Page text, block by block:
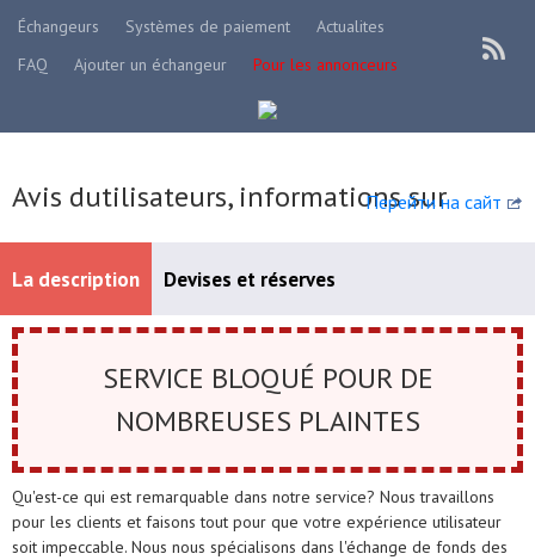
Échangeurs Systèmes de paiement
Actualites
FAQ
Ajouter un échangeur Pour les annonceurs
Перейти на сайт
Avis dutilisateurs, informations sur
La description Devises et réserves
Systèmes de paiement disponibles
SERVICE BLOQUÉ POUR DE
NOMBREUSES PLAINTES
Qu'est-ce qui est remarquable dans notre service? Nous travaillons
pour les clients et faisons tout pour que votre expérience utilisateur
soit impeccable. Nous nous spécialisons dans l'échange de fonds des